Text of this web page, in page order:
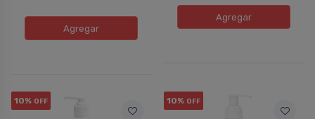
Agregar
Agregar
10% OFF 10% OFF